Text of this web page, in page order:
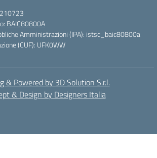
BAIC80800A
Amministrazioni (IPA): istsc_baic80800a
(CUF): UFK0WW
& Powered by 3D Solution S.r.l.
& Design by Designers Italia